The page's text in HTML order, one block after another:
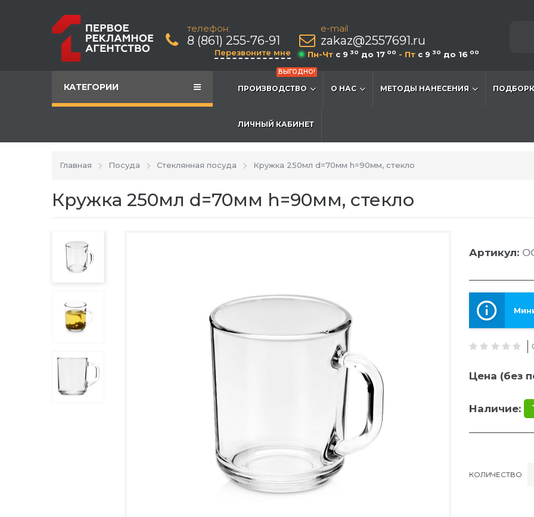
телефон:
8 (861) 255-76-91
Перезвоните мне
e-mail
zakaz@2557691.ru
Пн-Чт c 9 30 до 17 00 - Пт c 9 30 до 16 00
КАТЕГОРИИ
ВЫГОДНО!
ПРОИЗВОДСТВО О НАС МЕТОДЫ НАНЕСЕНИЯ
ЛИЧНЫЙ КАБИНЕТ
Главная Посуда Стеклянная посуда Кружка 250мл d=70мм h=90мм, стекло
Кружка 250мл d=70мм h=90мм, стекло
Артикул:
Цена (без
Наличие:
КОЛИЧЕСТВО